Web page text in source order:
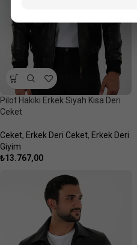
Pilot Hakiki Erkek Siyah Kısa Deri
Ceket
Ceket, Erkek Deri Ceket, Erkek Deri
Giyim
₺13.767,00